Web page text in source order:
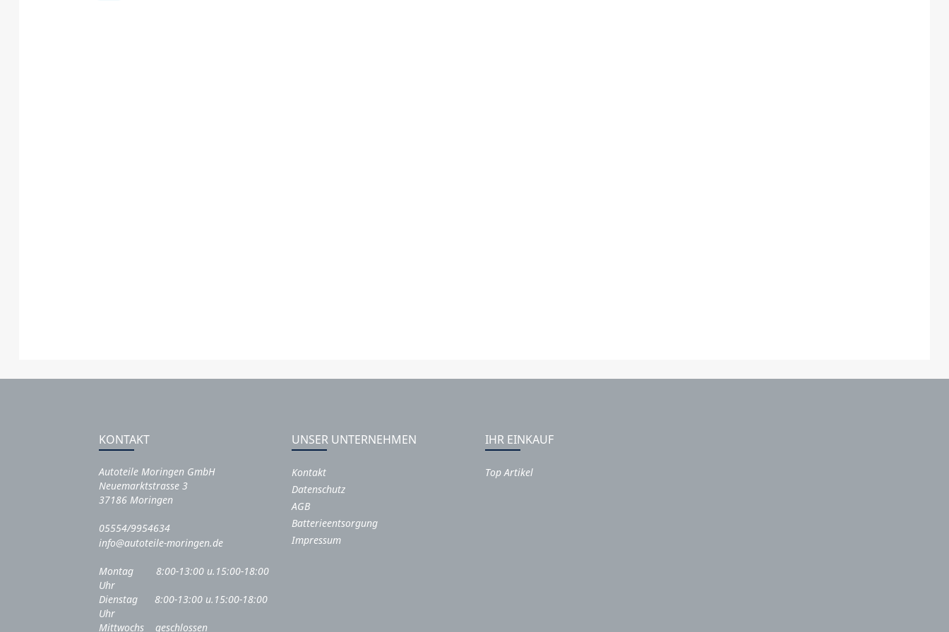
KONTAKT
Autoteile Moringen GmbH
Neuemarktstrasse 3
37186 Moringen
05554/9954634
info@autoteile-moringen.de
Montag 8:00-13:00 u.15:00-18:00
Uhr
Dienstag 8:00-13:00 u.15:00-18:00
Uhr
Mittwochs geschlossen
UNSER UNTERNEHMEN
Kontakt
Datenschutz
AGB
Batterieentsorgung
Impressum
IHR EINKAUF
Top Artikel